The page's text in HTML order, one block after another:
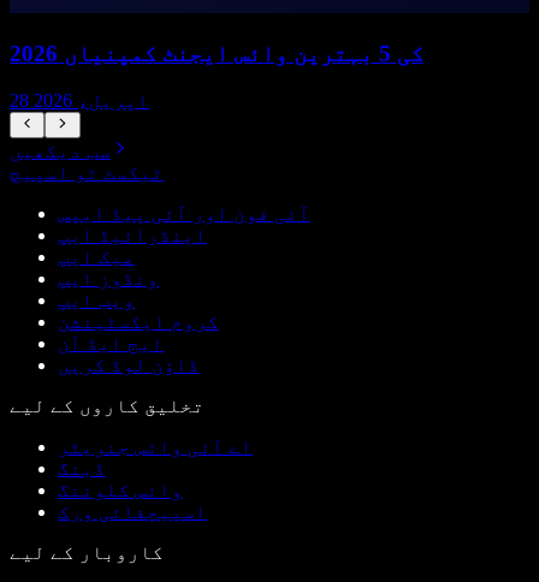
2026 کی 5 بہترین وائس ایجنٹ کمپنیاں
28 اپریل، 2026
سب دیکھیں
ٹیکسٹ ٹو اسپیچ
آئی فون اور آئی پیڈ ایپس
اینڈرائیڈ ایپ
میک ایپ
ونڈوز ایپ
ویب ایپ
کروم ایکسٹینشن
ایج ایڈ آن
ڈاؤن لوڈ کریں
تخلیق کاروں کے لیے
اے آئی وائس جنریٹر
ڈبنگ
وائس کلوننگ
اسپیچفائی ورک
کاروبار کے لیے